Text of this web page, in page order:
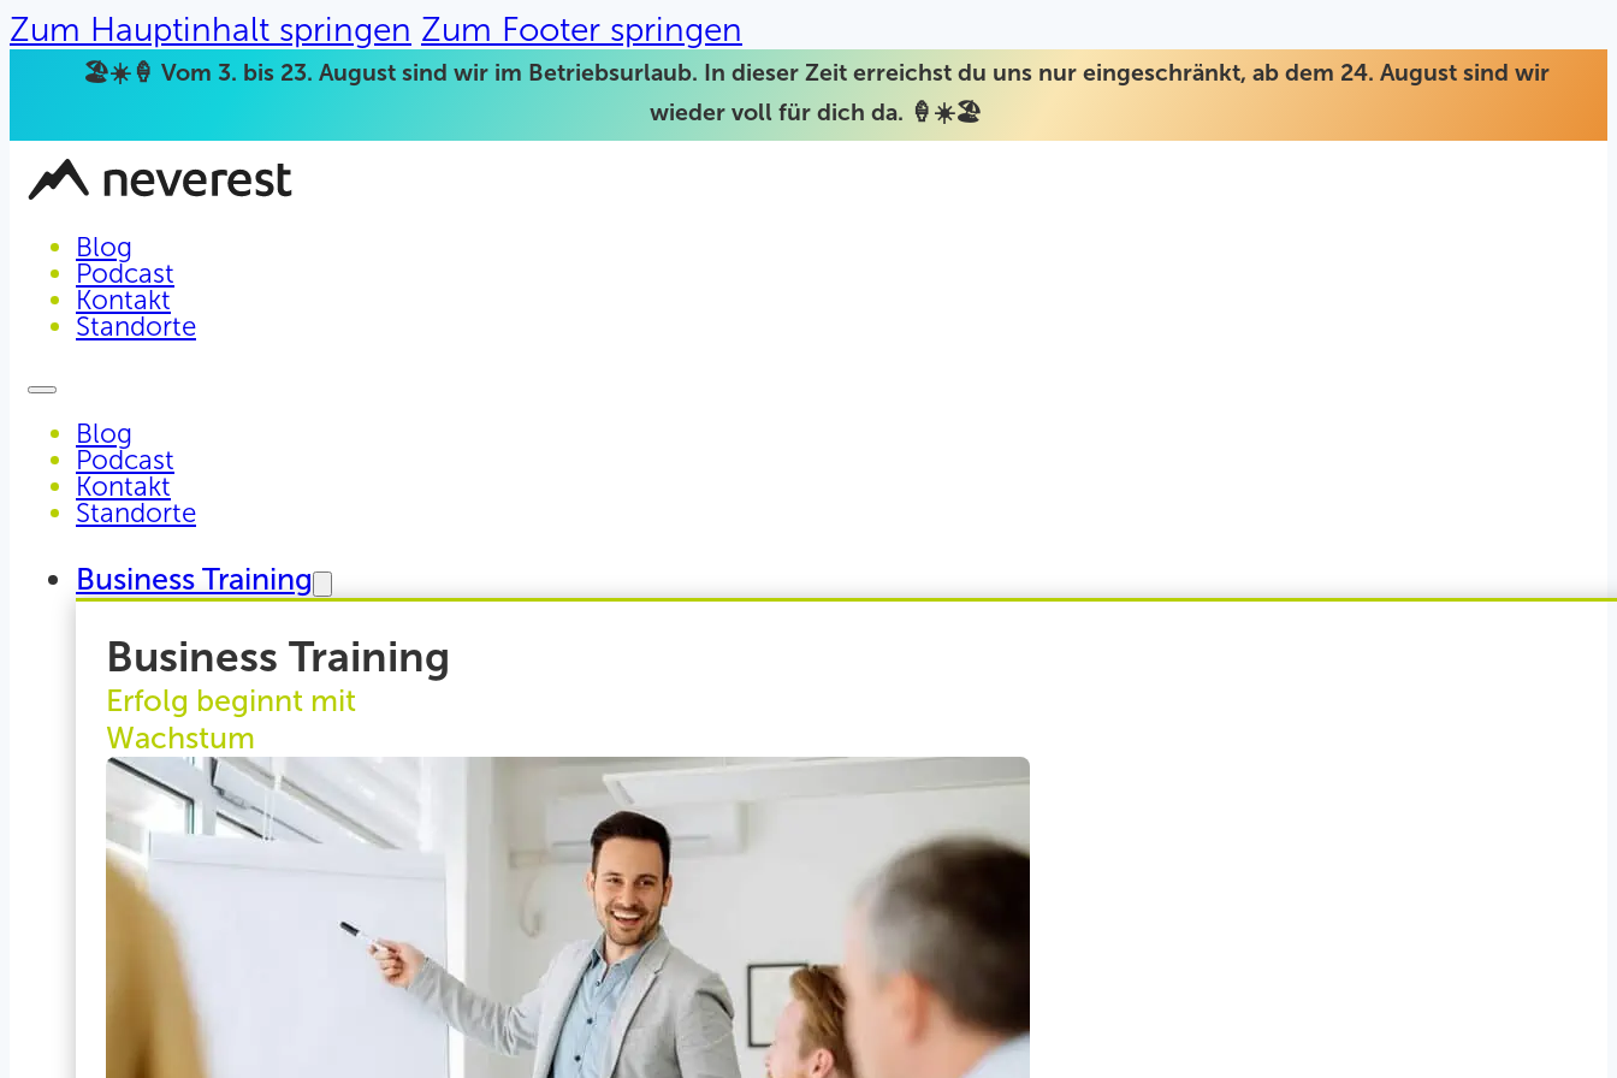
Zum Hauptinhalt springen Zum Footer springen
🏖️☀️🍦 Vom 3. bis 23. August sind wir im Betriebsurlaub. In dieser Zeit erreichst du uns nur eingeschränkt, ab dem 24. August sind wir
wieder voll für dich da. 🍦☀️🏖️
Blog
Podcast
Kontakt
Standorte
Blog
Podcast
Kontakt
Standorte
Business Training
Business Training
Erfolg beginnt mit
Wachstum